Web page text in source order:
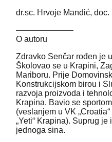
dr.sc. Hrvoje Mandić, doc.
———————
O autoru
Zdravko Senčar rođen je
Školovao se u Krapini,
Mariboru. Prije
Konstrukcijskom birou i
razvoja proizvoda i
Krapina. Bavio se sportom
(veslanjem u VK
„Yeti“ Krapina). Suprug je
jednoga sina.